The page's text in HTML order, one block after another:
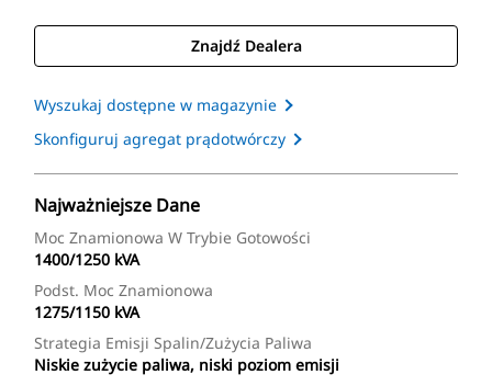
Znajdź Dealera
Wyszukaj dostępne w magazynie
Skonfiguruj agregat prądotwórczy
Najważniejsze Dane
Moc Znamionowa W Trybie Gotowości
1400/1250 kVA
Podst. Moc Znamionowa
1275/1150 kVA
Strategia Emisji Spalin/zużycia Paliwa
Niskie zużycie paliwa, niski poziom emisji